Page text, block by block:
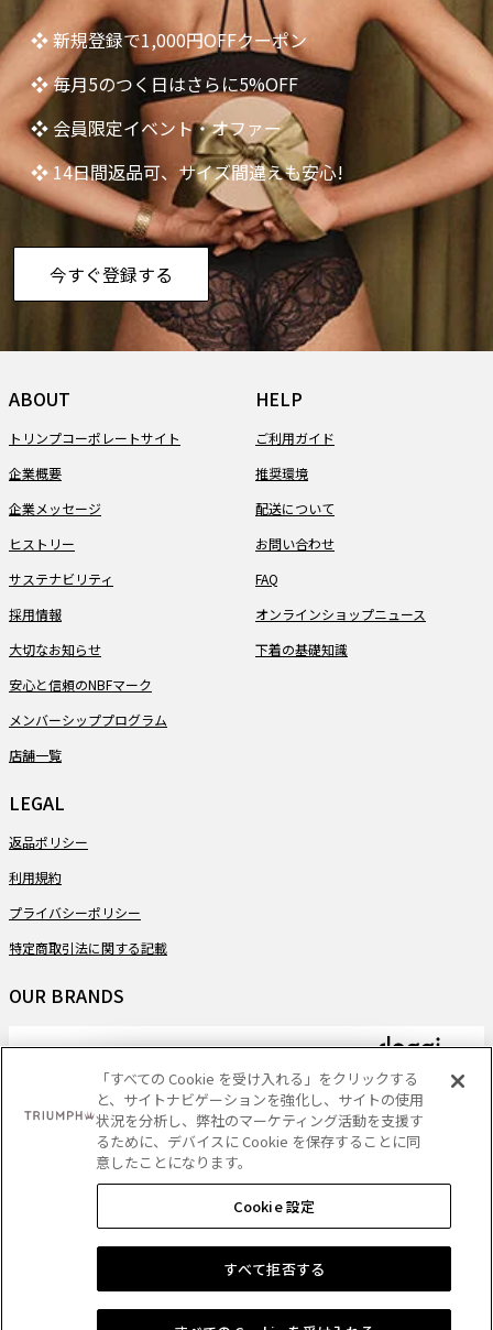
ショッピングバッグに追加する
❖ 新規登録で1,000円OFFクーポン
❖ 毎月5のつく日はさらに5%OFF
❖ 会員限定イベント・オファー
❖ 14日間返品可、サイズ間違えも安心!
今すぐ登録する
ABOUT
トリンプコーポレートサイト
企業概要
企業メッセージ
ヒストリー
サステナビリティ
採用情報
大切なお知らせ
安心と信頼のNBFマーク
メンバーシッププログラム
店舗一覧
HELP
ご利用ガイド
推奨環境
配送について
お問い合わせ
FAQ
オンラインショップニュース
下着の基礎知識
LEGAL
返品ポリシー
利用規約
プライバシーポリシー
特定商取引法に関する記載
OUR BRANDS
PAYMENT
Copyright- Triumph International (Japan) Ltd. All rights reserved.
「すべての Cookie を受け入れる」をクリックする
と、サイトナビゲーションを強化し、サイトの使用
状況を分析し、弊社のマーケティング活動を支援す
るために、デバイスに Cookie を保存することに同
意したことになります。
Cookie 設定
すべて拒否する